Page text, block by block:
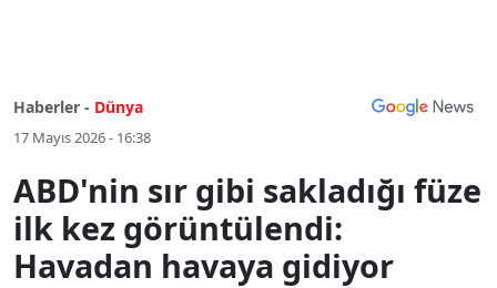
Haberler - Dünya
17 Mayıs 2026 - 16:38
ABD'nin sır gibi sakladığı füze
ilk kez görüntülendi:
Havadan havaya gidiyor